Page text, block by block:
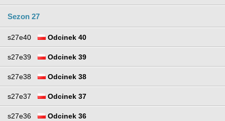
Sezon 27
s27e40 Odcinek 40
s27e39 Odcinek 39
s27e38 Odcinek 38
s27e37 Odcinek 37
s27e36 Odcinek 36